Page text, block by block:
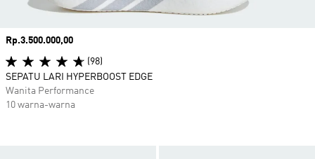
Harga
Rp.3.500.000,00
(98)
SEPATU LARI HYPERBOOST EDGE
Wanita Performance
10 warna-warna